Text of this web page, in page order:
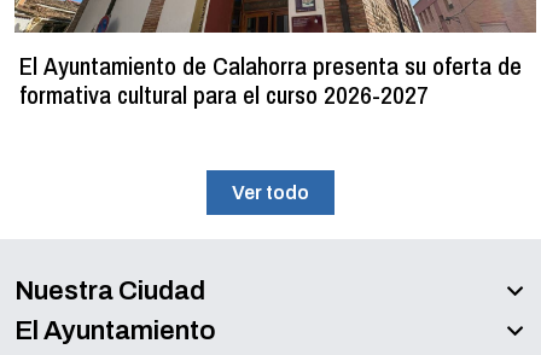
El Ayuntamiento de Calahorra presenta su oferta de
formativa cultural para el curso 2026-2027
Ver todo
Nuestra Ciudad
El Ayuntamiento